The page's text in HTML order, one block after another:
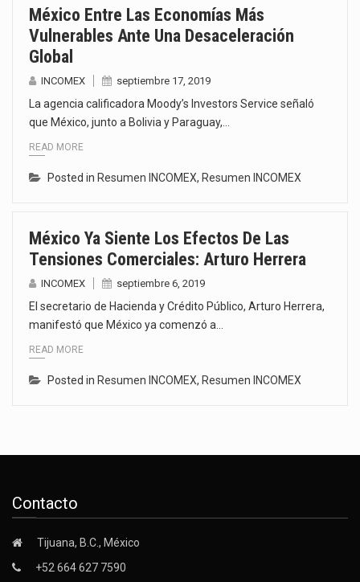
México Entre Las Economías Más
Vulnerables Ante Una Desaceleración
Global
INCOMEX septiembre 17, 2019
La agencia calificadora Moody’s Investors Service señaló
que México, junto a Bolivia y Paraguay,…
READ MORE
Posted in Resumen INCOMEX, Resumen INCOMEX
México Ya Siente Los Efectos De Las
Tensiones Comerciales: Arturo Herrera
INCOMEX septiembre 6, 2019
El secretario de Hacienda y Crédito Público, Arturo Herrera,
manifestó que México ya comenzó a…
READ MORE
Posted in Resumen INCOMEX, Resumen INCOMEX
Contacto
Tijuana, B.C., México
+52 664 627 7590